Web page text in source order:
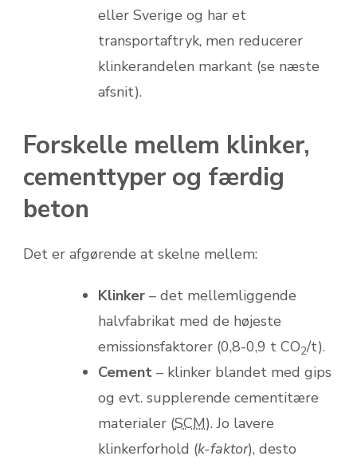
eller Sverige og har et
transportaftryk, men reducerer
klinkerandelen markant (se næste
afsnit).
Forskelle mellem klinker,
cementtyper og færdig
beton
Det er afgørende at skelne mellem:
Klinker – det mellemliggende
halvfabrikat med de højeste
emissionsfaktorer (0,8-0,9 t CO2/t).
Cement – klinker blandet med gips
og evt. supplerende cementitære
materialer (SCM). Jo lavere
klinkerforhold (k-faktor), desto